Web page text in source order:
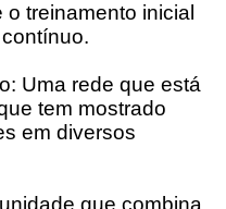
treinamento inicial
Uma rede que está
tem mostrado
em diversos